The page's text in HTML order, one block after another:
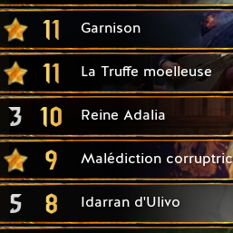
11 Garnison
11 La Truffe moelleuse
3 10 Reine Adalia
9 Malédiction
5 8 Idarran d'Ulivo